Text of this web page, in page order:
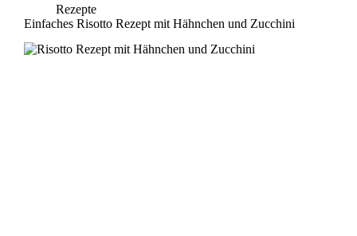
Rezepte
Einfaches Risotto Rezept mit Hähnchen und Zucchini